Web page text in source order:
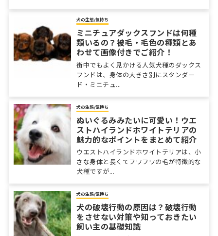
犬の生態/気持ち
ミニチュアダックスフンドは何種
類いるの？被毛・毛色の種類とあ
わせて画像付きでご紹介！
街中でもよく見かける人気犬種のダックス
フンドは、身体の大きさ別にスタンダー
ド・ミニチュ...
犬の生態/気持ち
ぬいぐるみみたいに可愛い！ウエ
ストハイランドホワイトテリアの
魅力的なポイントをまとめて紹介
ウエストハイランドホワイトテリアは、小
さな身体と長くてフワフワの毛が特徴的な
犬種ですが...
犬の生態/気持ち
犬の破壊行動の原因は？破壊行動
をさせない対策や知っておきたい
飼い主の基礎知識